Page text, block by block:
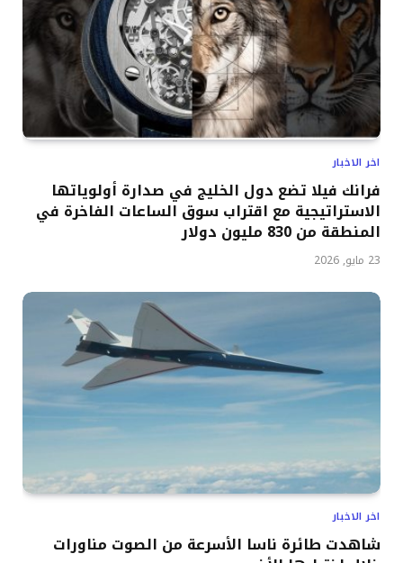
اخر الاخبار
فرانك فيلا تضع دول الخليج في صدارة أولوياتها
الاستراتيجية مع اقتراب سوق الساعات الفاخرة في
المنطقة من 830 مليون دولار
23 مايو, 2026
اخر الاخبار
شاهدت طائرة ناسا الأسرعة من الصوت مناورات